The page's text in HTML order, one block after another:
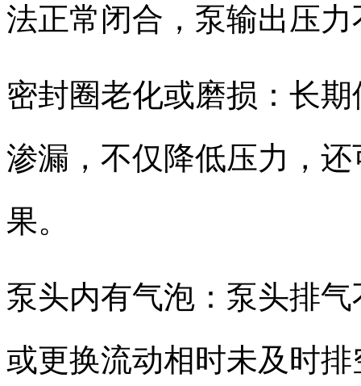
法正常闭合，泵输出压力
密封圈老化或磨损：长
渗漏，不仅降低压力，
果。
泵头内有气泡：泵头排
或更换流动相时未及时